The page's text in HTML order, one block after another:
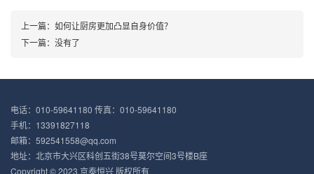
上一篇： 如何让厨房更加凸显自身价值？
下一篇： 没有了
电话：010-59641180 传真：010-59641180
手机：13391827118
邮箱：592541558@qq.com
地址：北京市大兴区科创五街38号莫尔空间3号楼B座
Copyright © 2023 京泰恒兴版权所有